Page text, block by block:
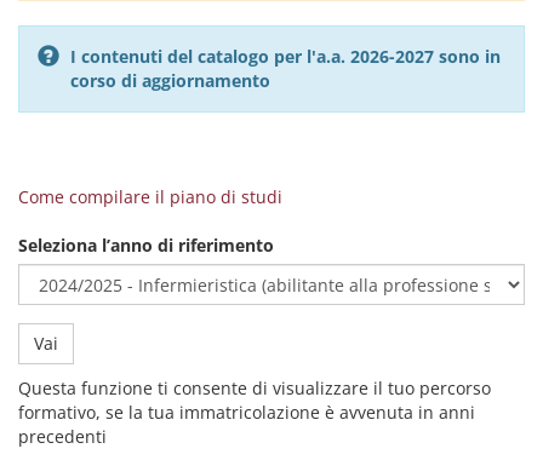
I contenuti del catalogo per l'a.a. 2026-2027 sono in
corso di aggiornamento
Come compilare il piano di studi
Seleziona l’anno di riferimento
Vai
Questa funzione ti consente di visualizzare il tuo percorso
formativo, se la tua immatricolazione è avvenuta in anni
precedenti